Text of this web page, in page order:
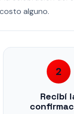
alguno.
2
Recibí